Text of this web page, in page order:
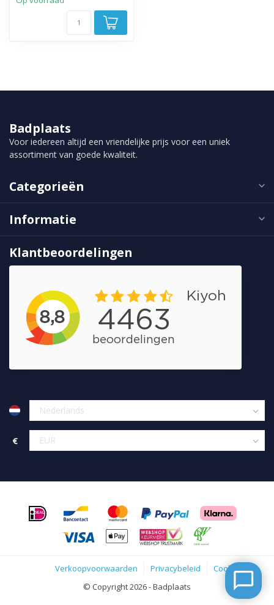
Badplaats
Voor iedereen altijd een vriendelijke prijs voor een uniek
assortiment van goede kwaliteit.
Categorieën
Informatie
Klantbeoordelingen
€
Verkoopvoorwaarden Privacybeleid
Cookies
© Copyright 2026 - Badplaats